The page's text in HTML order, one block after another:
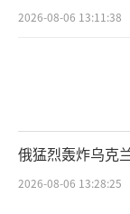
2026-08-06 13:11:38
俄猛烈轰炸乌克
2026-08-06 13:28:25